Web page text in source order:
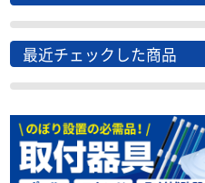
最近チェックした商品